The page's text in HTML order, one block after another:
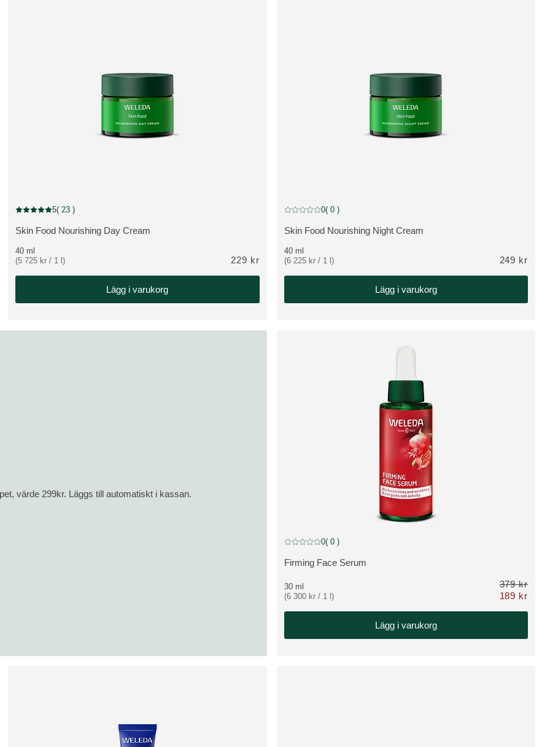
värde 299kr. Läggs till automatiskt i kassan.
VISA PRODUKT:
Skin Food Nourishing Day Cream
Nuvarande betyg: 5 av 5 stjärnor Betygsatt av 23 kunder
5( 23 )
40 ml
(5 725 kr / 1 l)
229 kr
Lägg i varukorg
VISA PRODUKT:
Skin Food Nourishing Night Cream
Nuvarande betyg: 0 av 5 stjärnor Betygsatt av 0 kunder
0( 0 )
40 ml
(6 225 kr / 1 l)
249 kr
Lägg i varukorg
Rabatt
VISA PRODUKT:
Firming Face Serum
Nuvarande betyg: 0 av 5 stjärnor Betygsatt av 0 kunder
0( 0 )
30 ml
(6 300 kr / 1 l)
379 kr
189 kr
Lägg i varukorg